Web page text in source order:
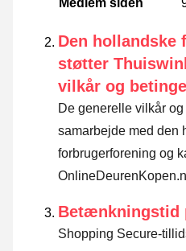
Den hollandske
støtter
vilkår og
De generelle vilkår
samarbejde med den
forbrugerforening og
Betænkningstid
Shopping Secure-